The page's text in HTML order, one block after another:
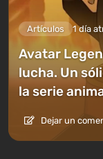
Artículos 1 día
Avatar
lucha. Un
la serie
Dejar un